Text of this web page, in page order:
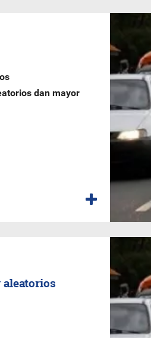
dan mayor